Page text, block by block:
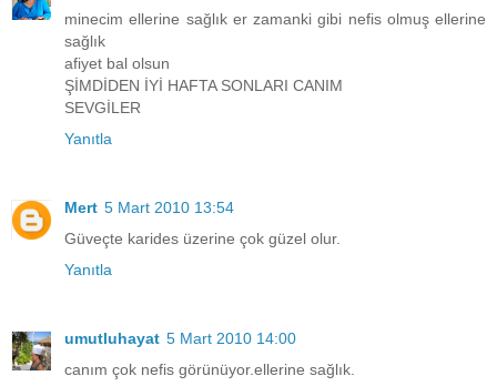
minecim ellerine sağlık er zamanki gibi nefis olmuş ellerine
sağlık
afiyet bal olsun
ŞİMDİDEN İYİ HAFTA SONLARI CANIM
SEVGİLER
Yanıtla
Mert 5 Mart 2010 13:54
Güveçte karides üzerine çok güzel olur.
Yanıtla
umutluhayat 5 Mart 2010 14:00
canım çok nefis görünüyor.ellerine sağlık.